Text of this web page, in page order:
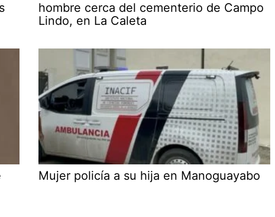
hombre cerca del cementerio de Campo
Lindo, en La Caleta
Mujer policía a su hija en Manoguayabo